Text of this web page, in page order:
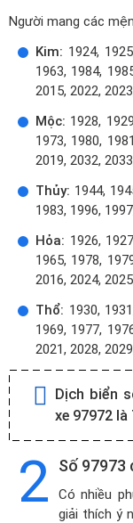
Người mang các
Kim: 1924,
1963, 1984,
2015, 2022,
Mộc: 1928,
1973, 1980,
2019, 2032,
Thủy: 1944,
1983, 1996,
Hỏa: 1926,
1965, 1978,
2016, 2024,
Thổ: 1930,
1969, 1977,
2021, 2028,
Dịch biển
xe 97972 là
2 Số 97973
Có nhiều
giải thích ý